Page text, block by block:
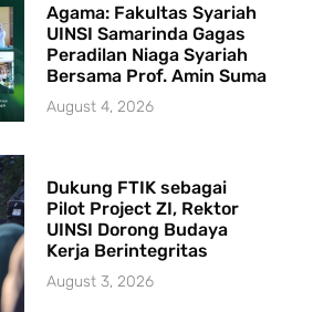
Agama: Fakultas Syariah
UINSI Samarinda Gagas
Peradilan Niaga Syariah
Bersama Prof. Amin Suma
August 4, 2026
Dukung FTIK sebagai
Pilot Project ZI, Rektor
UINSI Dorong Budaya
Kerja Berintegritas
August 3, 2026